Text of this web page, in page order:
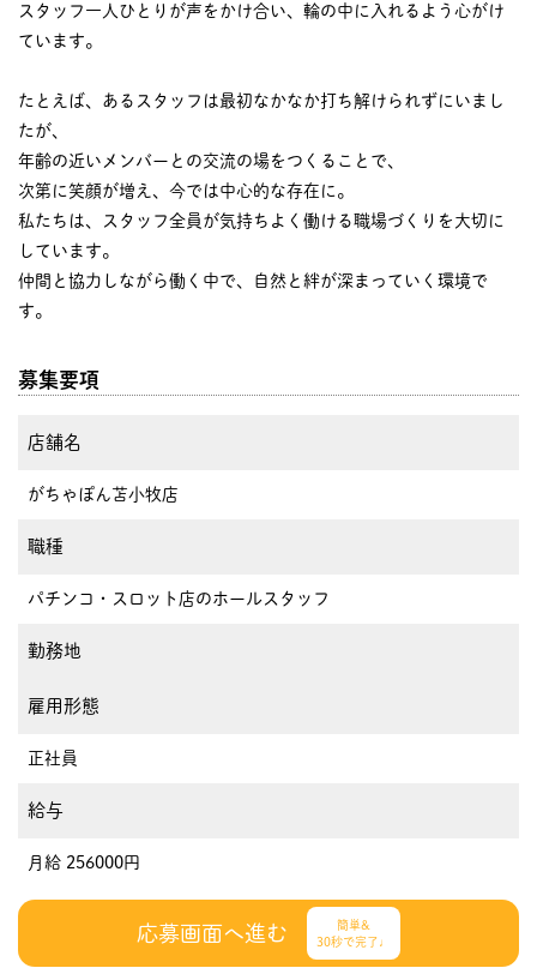
スタッフ一人ひとりが声をかけ合い、輪の中に入れるよう心がけ
ています。
たとえば、あるスタッフは最初なかなか打ち解けられずにいまし
たが、
年齢の近いメンバーとの交流の場をつくることで、
次第に笑顔が増え、今では中心的な存在に。
私たちは、スタッフ全員が気持ちよく働ける職場づくりを大切に
しています。
仲間と協力しながら働く中で、自然と絆が深まっていく環境で
す。
募集要項
店舗名
がちゃぽん苫小牧店
職種
パチンコ・スロット店のホールスタッフ
勤務地
雇用形態
正社員
給与
月給 256000円
応募画面へ進む
簡単&
30秒で完了♩